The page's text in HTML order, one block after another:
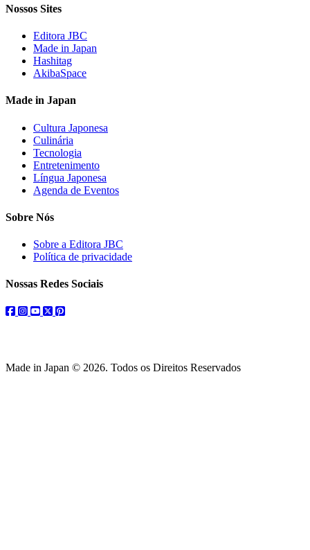
Nossos Sites
Editora JBC
Made in Japan
Hashitag
AkibaSpace
Made in Japan
Cultura Japonesa
Culinária
Tecnologia
Entretenimento
Língua Japonesa
Agenda de Eventos
Sobre Nós
Sobre a Editora JBC
Política de privacidade
Nossas Redes Sociais
facebook
instagram
youtube
twitterpinterest
Made in Japan © 2026. Todos os Direitos Reservados